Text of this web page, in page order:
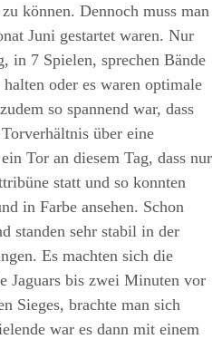
können. Dennoch muss man
Juni gestartet waren. Nur
in 7 Spielen, sprechen Bände
oder es waren optimale
so spannend war, dass
über eine
Tor an diesem Tag, dass nur
statt und so konnten
in Farbe ansehen. Schon
standen sehr stabil in der
Es machten sich die
Jaguars bis zwei Minuten vor
Sieges, brachte man sich
war es dann mit einem